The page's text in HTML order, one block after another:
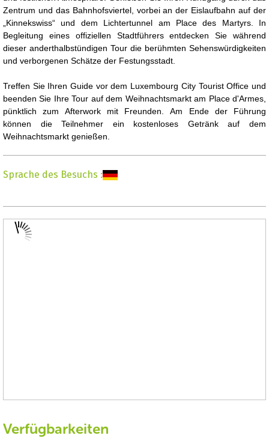
Zentrum und das Bahnhofsviertel, vorbei an der Eislaufbahn auf der
„Kinnekswiss“ und dem Lichtertunnel am Place des Martyrs. In
Begleitung eines offiziellen Stadtführers entdecken Sie während
dieser anderthalbstündigen Tour die berühmten Sehenswürdigkeiten
und verborgenen Schätze der Festungsstadt.
Treffen Sie Ihren Guide vor dem Luxembourg City Tourist Office und
beenden Sie Ihre Tour auf dem Weihnachtsmarkt am Place d'Armes,
pünktlich zum Afterwork mit Freunden.Am Ende der Führung
können die Teilnehmer ein kostenloses Getränk auf dem
Weihnachtsmarkt genießen.
Sprache des Besuchs :
Verfügbarkeiten